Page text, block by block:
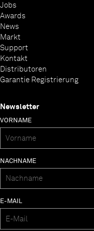
Jobs
Awards
News
Markt
Support
Kontakt
Distributoren
Garantie Registrierung
Newsletter
VORNAME
NACHNAME
E-MAIL